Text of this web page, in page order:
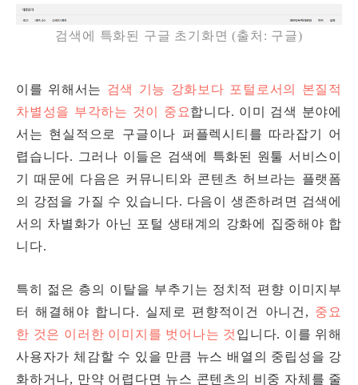
검색에 특화된 구글 초기화면 (출처: 구글)
이를 위해서는 검색 기능 강화보다 포털로서의 본질적
차별성을 부각하는 것이 중요합니다. 이미 검색 분야에
서는 현실적으로 구글이나 퍼플렉시티를 따라잡기 어
렵습니다. 그러나 이들은 검색에 특화된 원툴 서비스이
기 때문에 다음은 커뮤니티와 콘텐츠 허브라는 플랫폼
의 강점을 가질 수 있습니다. 다음이 생존하려면 검색에
서의 차별화가 아닌 포털 생태계의 강화에 집중해야 합
니다.
특히 젊은 층의 이탈을 부추기는 정치적 편향 이미지부
터 해결해야 합니다. 실제로 편향적이건 아니건, 중요
한 것은 이러한 이미지를 벗어나는 것 입니다. 이를 위해
사용자가 체감할 수 있을 만큼 뉴스 배열의 중립성을 강
화하거나, 만약 어렵다면 뉴스 콘텐츠의 비중 자체를 줄